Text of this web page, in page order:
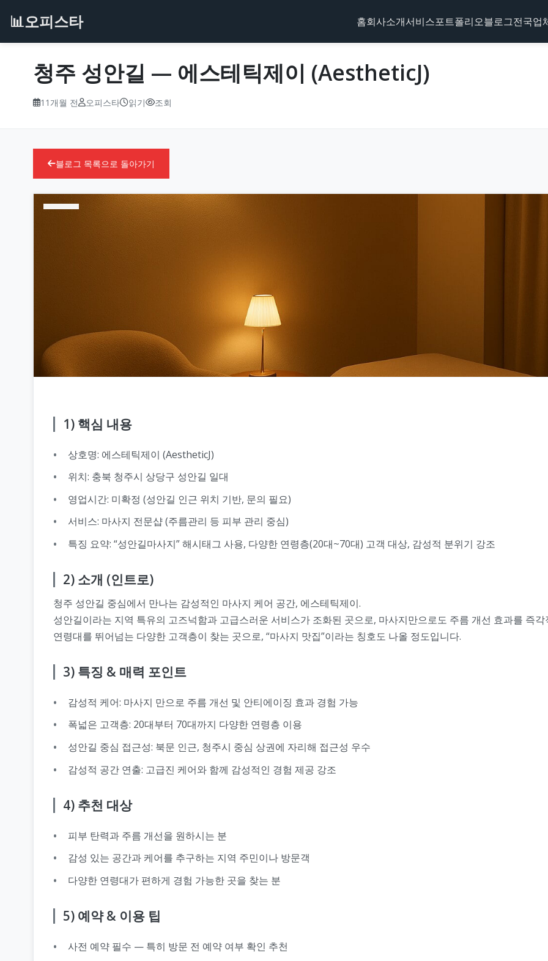
📊오피스타 홈회사소개서비스포트폴리오블로그전국업
청주 성안길 — 에스테틱제이 (AestheticJ)
11개월 전 오피스타 읽기 조회
블로그 목록으로 돌아가기
1) 핵심 내용
상호명: 에스테틱제이 (AestheticJ)
위치: 충북 청주시 상당구 성안길 일대
영업시간: 미확정 (성안길 인근 위치 기반, 문의 필요)
서비스: 마사지 전문샵 (주름관리 등 피부 관리 중심)
특징 요약: “성안길마사지” 해시태그 사용, 다양한 연령층(20대~70대) 고객 대상, 감성적 분위기 강조
2) 소개 (인트로)
청주 성안길 중심에서 만나는 감성적인 마사지 케어 공간, 에스테틱제이.
성안길이라는 지역 특유의 고즈넉함과 고급스러운 서비스가 조화된 곳으로, 마사지만으로도 주름 개선 효과를 즉
연령대를 뛰어넘는 다양한 고객층이 찾는 곳으로, “마사지 맛집”이라는 칭호도 나올 정도입니다.
3) 특징 & 매력 포인트
감성적 케어: 마사지 만으로 주름 개선 및 안티에이징 효과 경험 가능
폭넓은 고객층: 20대부터 70대까지 다양한 연령층 이용
성안길 중심 접근성: 북문 인근, 청주시 중심 상권에 자리해 접근성 우수
감성적 공간 연출: 고급진 케어와 함께 감성적인 경험 제공 강조
4) 추천 대상
피부 탄력과 주름 개선을 원하시는 분
감성 있는 공간과 케어를 추구하는 지역 주민이나 방문객
다양한 연령대가 편하게 경험 가능한 곳을 찾는 분
5) 예약 & 이용 팁
사전 예약 필수 — 특히 방문 전 예약 여부 확인 추천